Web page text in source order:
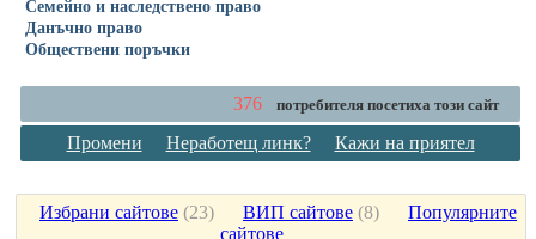
Семейно и наследствено право
Данъчно право
Обществени поръчки
376 потребителя посетиха този сайт
Промени Неработещ линк? Кажи на приятел
Избрани сайтове (23) ВИП сайтове (8) Популярните
сайтове